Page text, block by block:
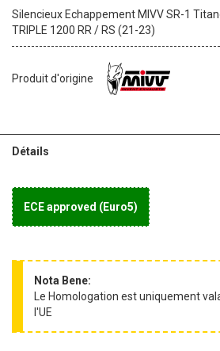
Silencieux Echappement MIVV SR-1
TRIPLE 1200 RR / RS (21-23)
Produit d'origine
s
g
e
Détails
ECE approved (Euro5)
Nota Bene:
Le Homologation est uniquement
l'UE